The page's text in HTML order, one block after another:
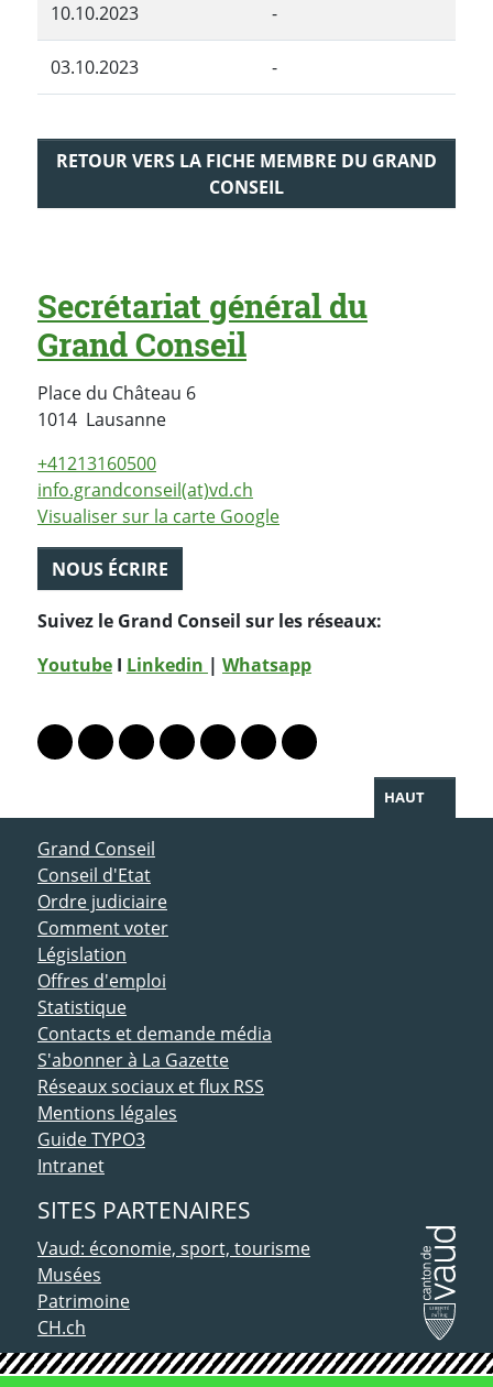
10.10.2023 -
03.10.2023 -
RETOUR VERS LA FICHE MEMBRE DU GRAND
CONSEIL
Secrétariat général du
Grand Conseil
Place du Château 6
1014 LausanneSuisse
+41213160500
info.grandconseil(at)vd.ch
Visualiser sur la carte Google
NOUS ÉCRIRE
Suivez le Grand Conseil sur les réseaux:
Youtube I Linkedin | Whatsapp
Lien vers le profil Mastodon
Lien vers le profil Bluesky
Lien vers le profil Instagram
Lien vers le profil Linkedin
Lien vers le profil Facebook
Lien vers le profil Twitter
Partager par WhatsApp
HAUT
ACCÈS DIRECT
Grand Conseil
Conseil d'Etat
Ordre judiciaire
Comment voter
Législation
Offres d'emploi
Statistique
Contacts et demande média
S'abonner à La Gazette
Réseaux sociaux et flux RSS
Mentions légales
Guide TYPO3
Intranet
SITES PARTENAIRES
Vaud: économie, sport, tourisme
Musées
Patrimoine
CH.ch